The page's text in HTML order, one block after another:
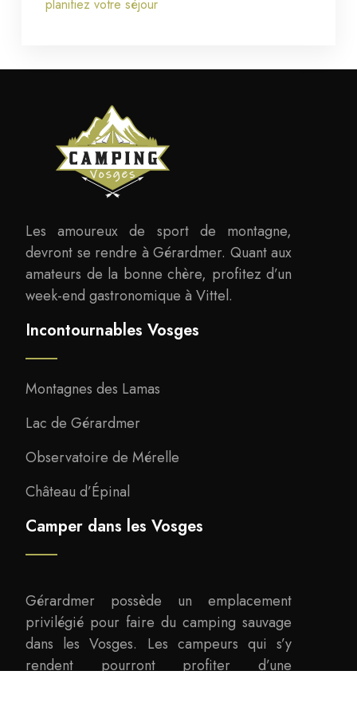
planifiez votre séjour
Les amoureux de sport de montagne,
devront se rendre à Gérardmer. Quant aux
amateurs de la bonne chère, profitez d’un
week-end gastronomique à Vittel.
Incontournables Vosges
Montagnes des Lamas
Lac de Gérardmer
Observatoire de Mérelle
Château d’Épinal
Camper dans les Vosges
Gérardmer possède un emplacement
privilégié pour faire du camping sauvage
dans les Vosges. Les campeurs qui s’y
rendent pourront profiter d’une